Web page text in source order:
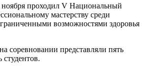
проходил V Национальный
мастерству среди
возможностями здоровья
соревновании представляли пять
студентов.